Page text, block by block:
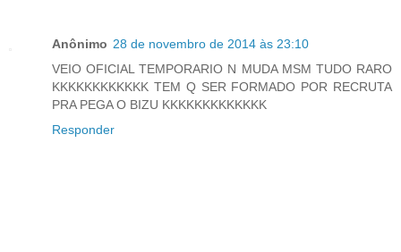
Anônimo 28 de novembro de 2014 às 23:10
VEIO OFICIAL TEMPORARIO N MUDA MSM TUDO RARO
KKKKKKKKKKKK TEM Q SER FORMADO POR RECRUTA
PRA PEGA O BIZU KKKKKKKKKKKKK
Responder